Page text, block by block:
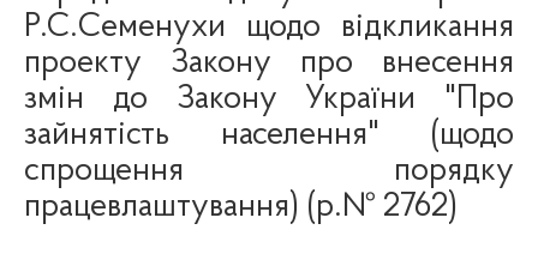
Р.С.Семенухи щодо відкликання
проекту Закону про внесення
змін до Закону України "Про
зайнятість населення" (щодо
спрощення порядку
працевлаштування) (р.№ 2762)